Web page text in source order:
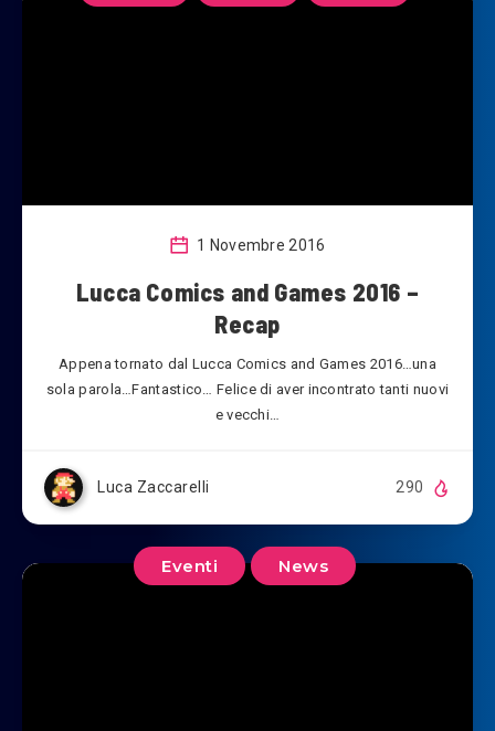
1 Novembre 2016
Lucca Comics and Games 2016 –
Recap
Appena tornato dal Lucca Comics and Games 2016…una
sola parola…Fantastico… Felice di aver incontrato tanti nuovi
e vecchi…
Luca Zaccarelli 290
Eventi News